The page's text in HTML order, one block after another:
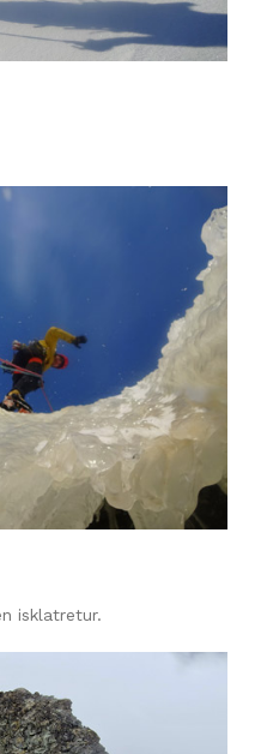
isklatretur.